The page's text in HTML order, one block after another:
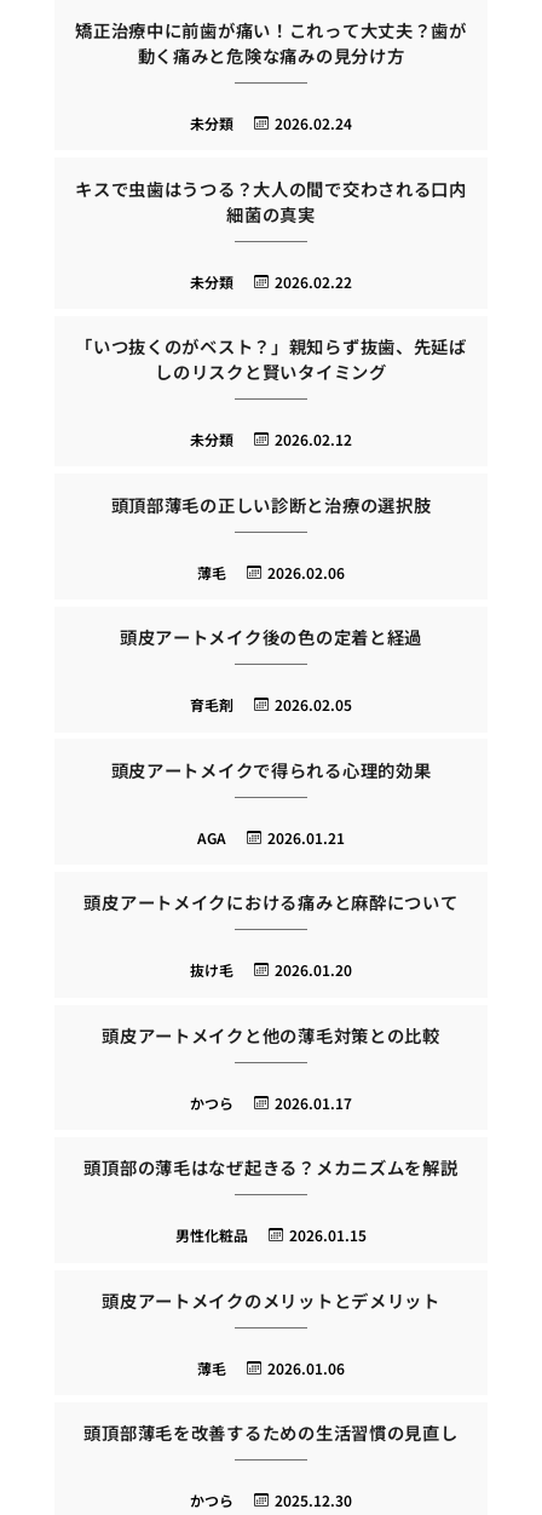
矯正治療中に前歯が痛い！これって大丈夫？歯が
動く痛みと危険な痛みの見分け方
2026.02.24
未分類
キスで虫歯はうつる？大人の間で交わされる口内
細菌の真実
2026.02.22
未分類
「いつ抜くのがベスト？」親知らず抜歯、先延ば
しのリスクと賢いタイミング
2026.02.12
未分類
頭頂部薄毛の正しい診断と治療の選択肢
2026.02.06
薄毛
頭皮アートメイク後の色の定着と経過
2026.02.05
育毛剤
頭皮アートメイクで得られる心理的効果
2026.01.21
AGA
頭皮アートメイクにおける痛みと麻酔について
2026.01.20
抜け毛
頭皮アートメイクと他の薄毛対策との比較
2026.01.17
かつら
頭頂部の薄毛はなぜ起きる？メカニズムを解説
2026.01.15
男性化粧品
頭皮アートメイクのメリットとデメリット
2026.01.06
薄毛
頭頂部薄毛を改善するための生活習慣の見直し
2025.12.30
かつら